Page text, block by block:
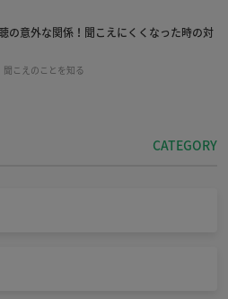
の意外な関係！聞こえにくくなった時の対
聞こえのことを知る